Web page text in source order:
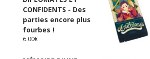
CONFIDENTS - Des
parties encore plus
fourbes !
6.00€